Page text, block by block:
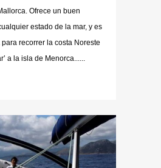
Ofrece un buen
estado de la mar, y es
recorrer la costa Noreste
a la isla de Menorca......